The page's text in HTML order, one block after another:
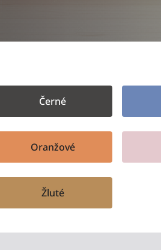
Černé
Oranžové
Žluté